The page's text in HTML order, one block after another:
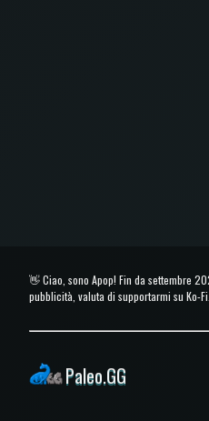
👋 Ciao, sono Apop! Fin da settembre
pubblicità, valuta di supportarmi su Ko-
Paleo.GG